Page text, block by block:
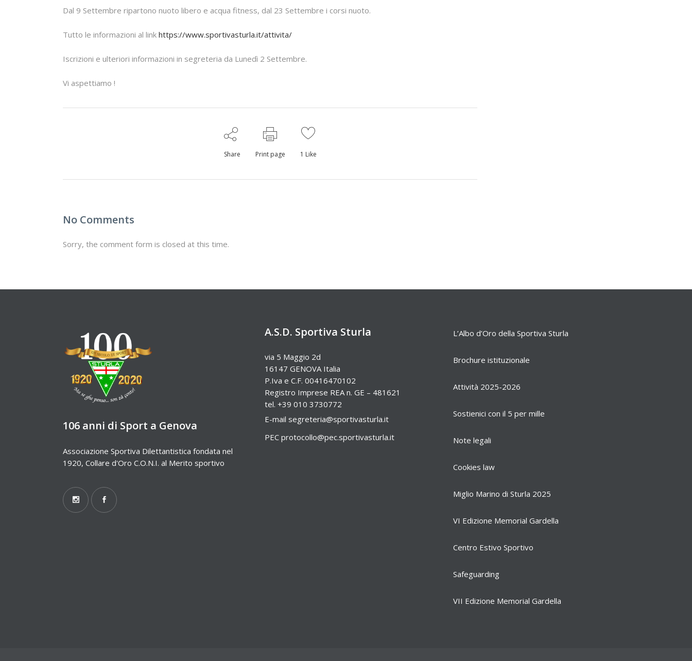
Dal 9 Settembre ripartono nuoto libero e acqua fitness, dal 23 Settembre i corsi nuoto.
Tutto le informazioni al link https://www.sportivasturla.it/attivita/
Iscrizioni e ulteriori informazioni in segreteria da Lunedì 2 Settembre.
Vi aspettiamo !
Share Print page 1 Like
No Comments
Sorry, the comment form is closed at this time.
106 anni di Sport a Genova
Associazione Sportiva Dilettantistica fondata nel
1920, Collare d'Oro C.O.N.I. al Merito sportivo
A.S.D. Sportiva Sturla
via 5 Maggio 2d
16147 GENOVA Italia
P.Iva e C.F. 00416470102
Registro Imprese REA n. GE – 481621
tel. +39 010 3730772
E-mail segreteria@sportivasturla.it
PEC protocollo@pec.sportivasturla.it
L’Albo d’Oro della Sportiva Sturla
Brochure istituzionale
Attività 2025-2026
Sostienici con il 5 per mille
Note legali
Cookies law
Miglio Marino di Sturla 2025
VI Edizione Memorial Gardella
Centro Estivo Sportivo
Safeguarding
VII Edizione Memorial Gardella